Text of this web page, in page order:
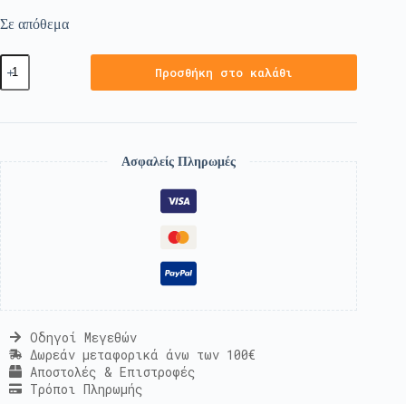
Σε απόθεμα
Προσθήκη στο καλάθι
Ασφαλείς Πληρωμές
Οδηγοί Μεγεθών
Δωρεάν μεταφορικά άνω των 100€
Αποστολές & Επιστροφές
Τρόποι Πληρωμής